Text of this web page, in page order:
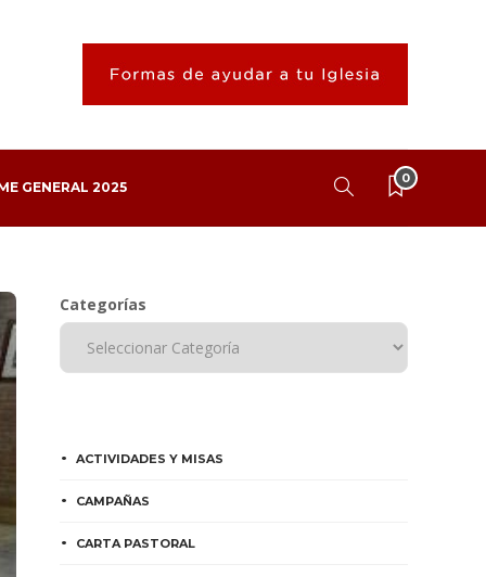
GENERAL 2025
0
Categorías
ACTIVIDADES Y MISAS
CAMPAÑAS
CARTA PASTORAL